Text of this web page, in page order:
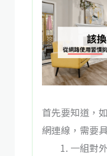
首先要知道，
網連線，需要
一組對